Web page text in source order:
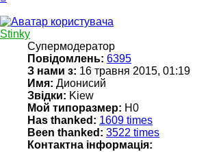
Stinky
Супермодератор
Повідомлень: 6395
З нами з: 16 травня 2015, 01:19
Имя: Дионисий
Звідки: Kiew
Мой типоразмер: Н0
Has thanked: 1609 times
Been thanked: 3522 times
Контактна інформація: